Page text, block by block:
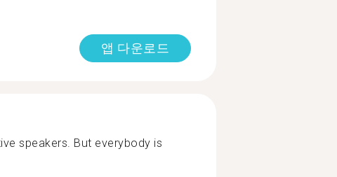
앱 다운로드
speakers. But everybody is